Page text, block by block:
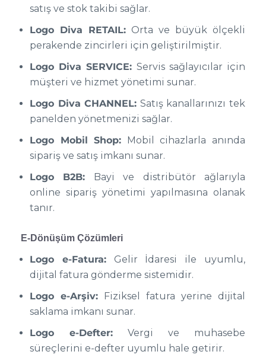
satış ve stok takibi sağlar.
Logo Diva RETAIL: Orta ve büyük ölçekli
perakende zincirleri için geliştirilmiştir.
Logo Diva SERVICE: Servis sağlayıcılar için
müşteri ve hizmet yönetimi sunar.
Logo Diva CHANNEL: Satış kanallarınızı tek
panelden yönetmenizi sağlar.
Logo Mobil Shop: Mobil cihazlarla anında
sipariş ve satış imkanı sunar.
Logo B2B: Bayi ve distribütör ağlarıyla
online sipariş yönetimi yapılmasına olanak
tanır.
E-Dönüşüm Çözümleri
Logo e-Fatura:Gelir İdaresi ile uyumlu,
dijital fatura gönderme sistemidir.
Logo e-Arşiv: Fiziksel fatura yerine dijital
saklama imkanı sunar.
Logo e-Defter: Vergi ve muhasebe
süreçlerini e-defter uyumlu hale getirir.